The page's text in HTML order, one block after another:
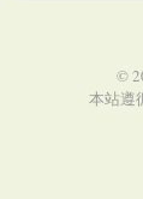
©
本站遵